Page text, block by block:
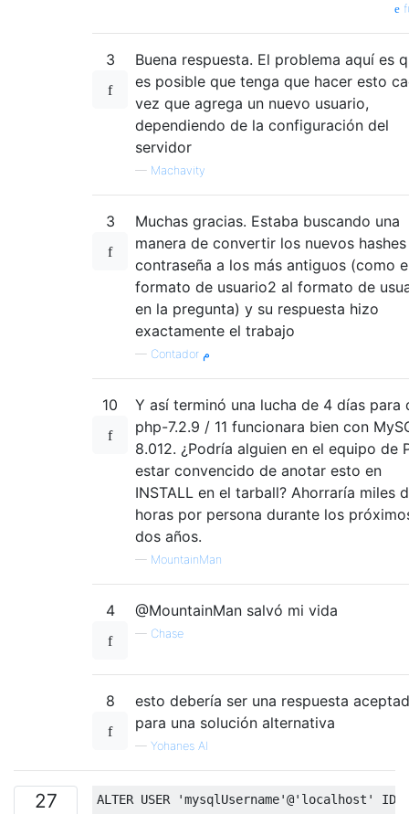
3
Buena respuesta. El problema aquí es
es posible que tenga que hacer esto
vez que agrega un nuevo usuario,
dependiendo de la configuración del
servidor
— Machavity
3
Muchas gracias. Estaba buscando una
manera de convertir los nuevos
contraseña a los más antiguos (como
formato de usuario2 al formato de
en la pregunta) y su respuesta hizo
exactamente el trabajo
— Contador م
10
Y así terminó una lucha de 4 días para
php-7.2.9 / 11 funcionara bien con
8.012. ¿Podría alguien en el equipo de
estar convencido de anotar esto en
INSTALL en el tarball? Ahorraría miles
horas por persona durante los
dos años.
— MountainMan
4 @MountainMan salvó mi vida
— Chase
8
esto debería ser una respuesta
para una solución alternativa
— Yohanes AI
27 ALTER USER 'mysqlUsername'@'localhost'